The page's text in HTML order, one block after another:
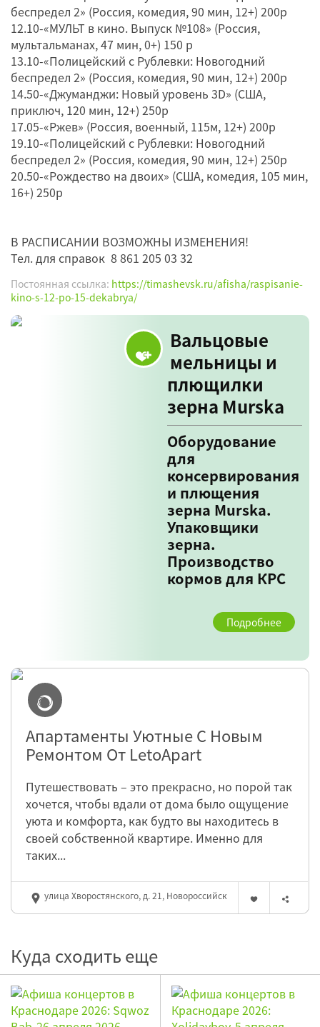
беспредел 2» (Россия, комедия, 90 мин, 12+) 200р
12.10-«МУЛЬТ в кино. Выпуск №108» (Россия,
мультальманах, 47 мин, 0+) 150 р
13.10-«Полицейский с Рублевки: Новогодний
беспредел 2» (Россия, комедия, 90 мин, 12+) 200р
14.50-«Джуманджи: Новый уровень 3D» (США,
приключ, 120 мин, 12+) 250р
17.05-«Ржев» (Россия, военный, 115м, 12+) 200р
19.10-«Полицейский с Рублевки: Новогодний
беспредел 2» (Россия, комедия, 90 мин, 12+) 250р
20.50-«Рождество на двоих» (США, комедия, 105 мин,
16+) 250р
В РАСПИСАНИИ ВОЗМОЖНЫ ИЗМЕНЕНИЯ!
Тел. для справок 8 861 205 03 32
Постоянная ссылка: https://timashevsk.ru/afisha/raspisanie-
kino-s-12-po-15-dekabrya/
Вальцовые
мельницы и
плющилки
зерна Murska
Оборудование
для
консервирования
и плющения
зерна Murska.
Упаковщики
зерна.
Производство
кормов для КРС
Подробнее
Апартаменты Уютные С Новым
Ремонтом От LetoApart
Путешествовать – это прекрасно, но порой так
хочется, чтобы вдали от дома было ощущение
уюта и комфорта, как будто вы находитесь в
своей собственной квартире. Именно для
таких...
улица Хворостянского, д. 21, Новороссийск
Куда сходить еще